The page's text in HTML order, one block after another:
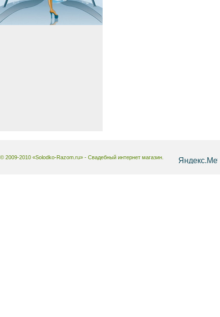
© 2009-2010 «Solodko-Razom.ru» - Свадебный интернет магазин.